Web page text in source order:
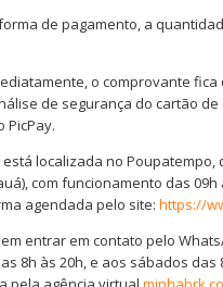
de pagamento, a
o comprovante fica
de segurança do cartão
PicPay.
localizada no Poupatempo,
com funcionamento das
agendada pelo site: https://
entrar em contato pelo
8h às 20h, e aos sábados das